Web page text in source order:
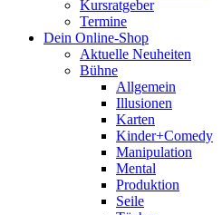
Kursratgeber
Termine
Dein Online-Shop
Aktuelle Neuheiten
Bühne
Allgemein
Illusionen
Karten
Kinder+Comedy
Manipulation
Mental
Produktion
Seile